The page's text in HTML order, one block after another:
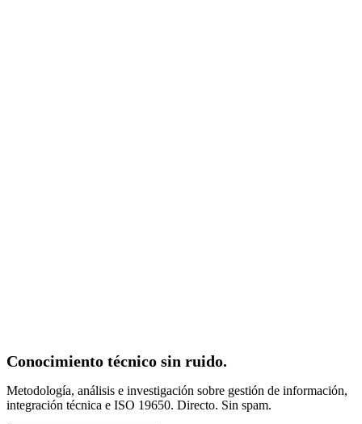
Conocimiento técnico sin ruido.
Metodología, análisis e investigación sobre gestión de información,
integración técnica e ISO 19650. Directo. Sin spam.